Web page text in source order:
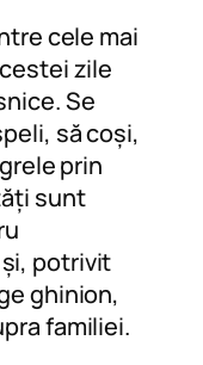
cele mai
zile
Se
să coși,
prin
sunt
potrivit
ghinion,
familiei.